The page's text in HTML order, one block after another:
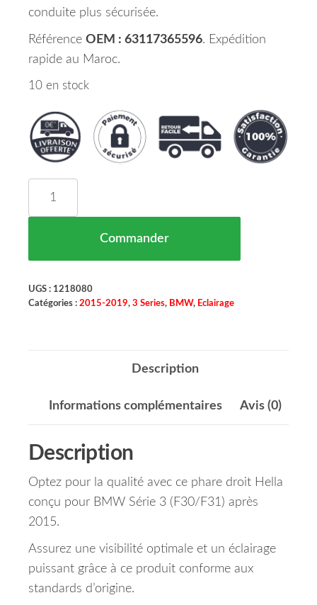
conduite plus sécurisée.
Référence OEM : 63117365596. Expédition
rapide au Maroc.
10 en stock
Commander
UGS : 1218080
Catégories : 2015-2019, 3 Series, BMW, Eclairage
Description
Informations complémentaires Avis (0)
Description
Optez pour la qualité avec ce phare droit Hella
conçu pour BMW Série 3 (F30/F31) après
2015.
Assurez une visibilité optimale et un éclairage
puissant grâce à ce produit conforme aux
standards d’origine.